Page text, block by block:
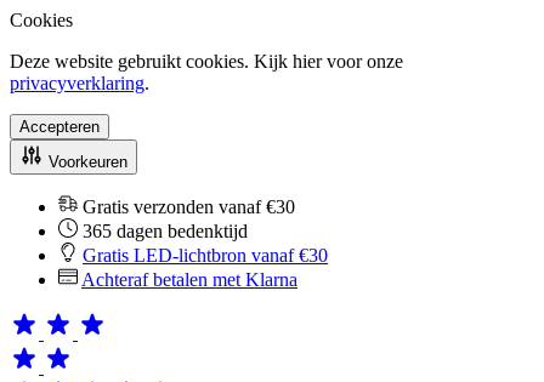
Cookies
Deze website gebruikt cookies. Kijk hier voor onze
privacyverklaring.
Accepteren
Voorkeuren
Gratis verzonden vanaf €30
365 dagen bedenktijd
Gratis LED-lichtbron vanaf €30
Achteraf betalen met Klarna